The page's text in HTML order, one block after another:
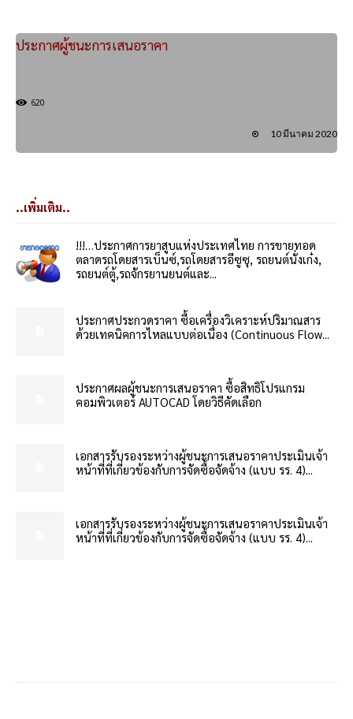
ประกาศผู้ชนะการเสนอราคา
620
10 มีนาคม 2020
..เพิ่มเติม..
!!!…ประกาศการยาสูบแห่งประเทศไทย การขายทอด
ตลาดรถโดยสารเบ็นซ์,รถโดยสารอีซูซุ, รถยนต์นั่งเก๋ง,
รถยนต์ตู้,รถจักรยานยนต์และ...
ประกาศประกวดราคา ซื้อเครื่องวิเคราะห์ปริมาณสาร
ด้วยเทคนิคการไหลแบบต่อเนื่อง (Continuous Flow...
ประกาศผลผู้ชนะการเสนอราคา ซื้อสิทธิโปรแกรม
คอมพิวเตอร์ AUTOCAD โดยวิธีคัดเลือก
เอกสารรับรองระหว่างผู้ชนะการเสนอราคาประเมินเจ้า
หน้าที่ที่เกี่ยวข้องกับการจัดซื้อจัดจ้าง (แบบ รร. 4)...
เอกสารรับรองระหว่างผู้ชนะการเสนอราคาประเมินเจ้า
หน้าที่ที่เกี่ยวข้องกับการจัดซื้อจัดจ้าง (แบบ รร. 4)...